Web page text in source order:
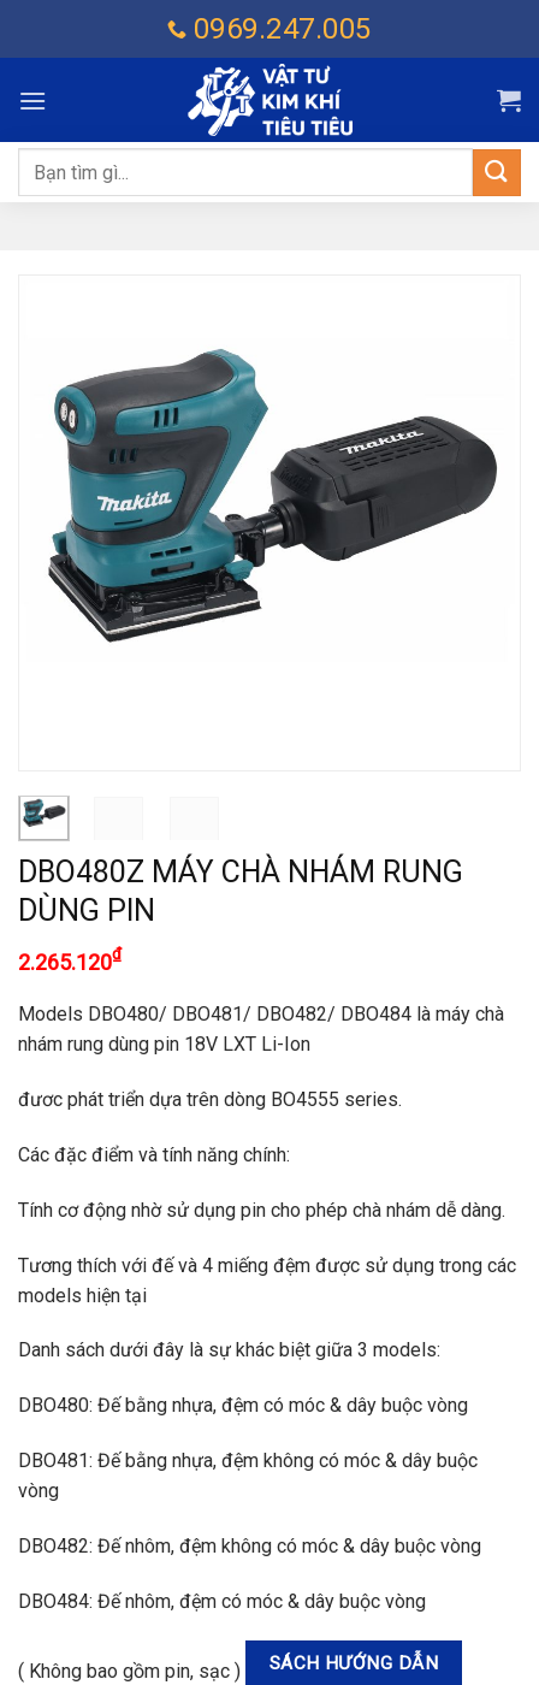
dung
0969.247.005
Tìm
kiếm:
DBO480Z MÁY CHÀ NHÁM RUNG
DÙNG PIN
2.265.120₫
Models DBO480/ DBO481/ DBO482/ DBO484 là máy chà
nhám rung dùng pin 18V LXT Li-Ion
đươc phát triển dựa trên dòng BO4555 series.
Các đặc điểm và tính năng chính:
Tính cơ động nhờ sử dụng pin cho phép chà nhám dễ dàng.
Tương thích với đế và 4 miếng đệm được sử dụng trong các
models hiện tại
Danh sách dưới đây là sự khác biệt giữa 3 models:
DBO480: Đế bằng nhựa, đệm có móc & dây buộc vòng
DBO481: Đế bằng nhựa, đệm không có móc & dây buộc
vòng
DBO482: Đế nhôm, đệm không có móc & dây buộc vòng
DBO484: Đế nhôm, đệm có móc & dây buộc vòng
( Không bao gồm pin, sạc ) SÁCH HƯỚNG DẪN